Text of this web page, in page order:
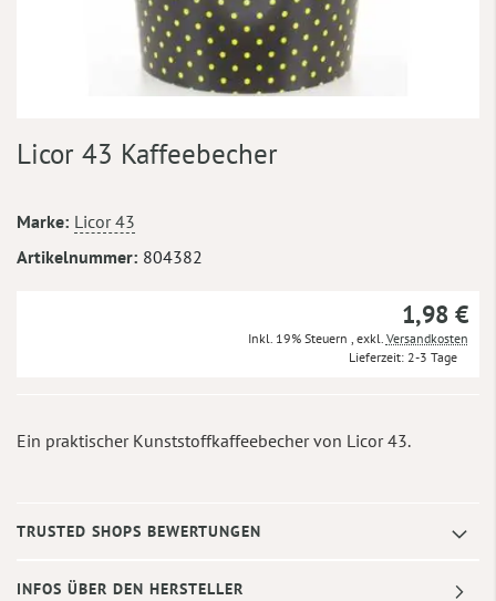
Anfang
springen
Licor 43 Kaffeebecher
Mehr
Informationen
Marke Licor 43
Artikelnummer 804382
1,98 €
Inkl. 19% Steuern exkl. Versandkosten
Lieferzeit 2-3 Tage
Ein praktischer Kunststoffkaffeebecher von Licor 43.
TRUSTED SHOPS BEWERTUNGEN
INFOS ÜBER DEN HERSTELLER